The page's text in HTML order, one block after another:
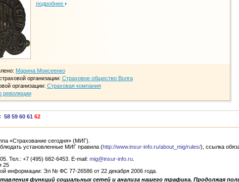
подробнее
Марина Моисеенко
организации: Страховое общество Волга
организации: Страховая компания
революции
58 59 60 61 62
«Страхование сегодня» (МИГ).
установленные МИГ правила (http://www.insur-info.ru/about_mig/rules/), ссылка
Тел.: +7 (495) 682-6453. E-mail: mig@insur-info.ru
25
информации: Эл № ФС 77-26586 от 22 декабря 2006 года.
функций социальных сетей и анализа нашего трафика. Продолжая